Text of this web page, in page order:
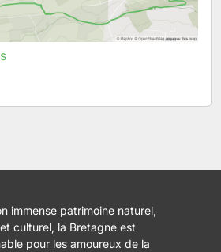
immense patrimoine naturel,
culturel, la Bretagne est
pour les amoureux de la